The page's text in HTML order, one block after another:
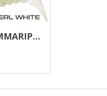
PESCIOLINI GOMMARIPPLE SHAD 11 CM 3pz.